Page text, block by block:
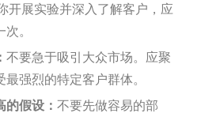
开展实验并深入了解客户，应
。
不要急于吸引大众市场。应聚
强烈的特定客户群体。
假设： 不要先做容易的部